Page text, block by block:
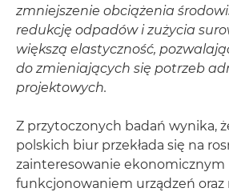
zmniejszenie obciążenia
redukcję odpadów i zużycia
większą elastyczność,
do zmieniających się potrzeb
projektowych.
Z przytoczonych badań wynika,
polskich biur przekłada się na
zainteresowanie ekonomicznym
funkcjonowaniem urządzeń oraz